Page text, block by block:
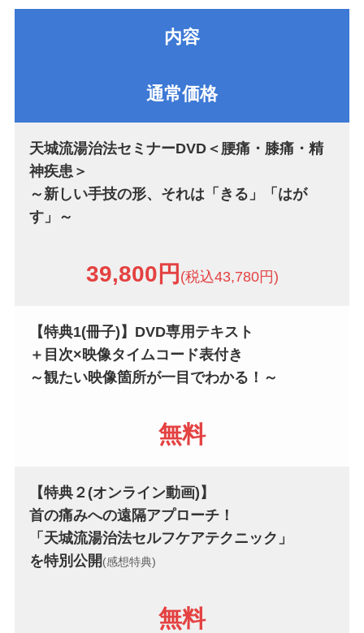
内容
通常価格
天城流湯治法セミナーDVD＜腰痛・膝痛・精
神疾患＞
～新しい手技の形、それは「きる」「はが
す」～
39,800円 (税込43,780円)
【特典1(冊子)】DVD専用テキスト
＋目次×映像タイムコード表付き
～観たい映像箇所が一目でわかる！～
無料
【特典２(オンライン動画)】
首の痛みへの遠隔アプローチ！
「天城流湯治法セルフケアテクニック 」
を特別公開(感想特典)
無料